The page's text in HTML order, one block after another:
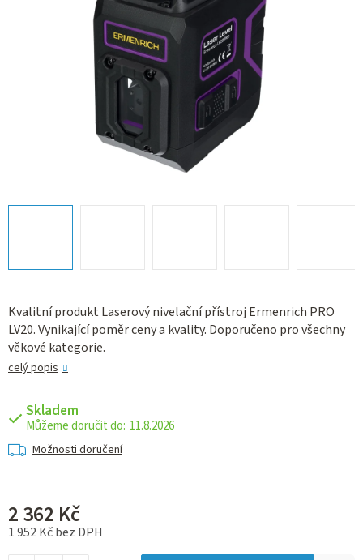
Kvalitní produkt Laserový nivelační přístroj Ermenrich PRO
LV20. Vynikající poměr ceny a kvality. Doporučeno pro všechny
věkové kategorie.
celý popis
Skladem
11.8.2026
Možnosti doručení
2 362 Kč
1 952 Kč bez DPH